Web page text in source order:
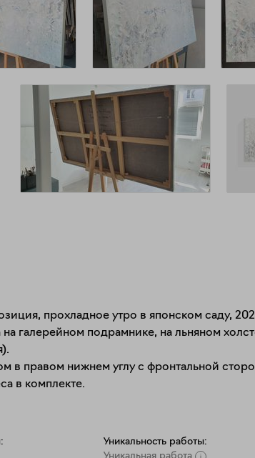
прохладное утро в японском саду,
на галерейном подрамнике, на льняном
в правом нижнем углу с фронтальной
в комплекте.
Уникальность работы: